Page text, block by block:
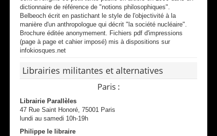
dictionnaire de référence de "notions philosophiques".
Belbeoch écrit en pastichant le style de l'objectivité à la
manière d'un anthropologue qui décrit "la société nucléaire".
Brochure éditée anonymement. Fichiers pdf d'impressions
(page à page et cahier imposé) mis à dispositions sur
infokiosques.net
Librairies militantes et alternatives
Paris :
Librairie Parallèles
47 Rue Saint Honoré, 75001 Paris
lundi au samedi 10h-19h
Philippe le libraire